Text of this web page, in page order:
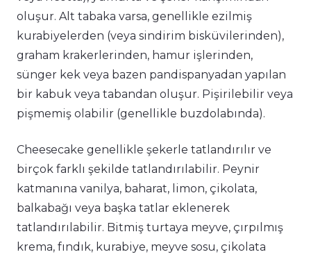
oluşur. Alt tabaka varsa, genellikle ezilmiş
kurabiyelerden (veya sindirim bisküvilerinden),
graham krakerlerinden, hamur işlerinden,
sünger kek veya bazen pandispanyadan yapılan
bir kabuk veya tabandan oluşur. Pişirilebilir veya
pişmemiş olabilir (genellikle buzdolabında).
Cheesecake genellikle şekerle tatlandırılır ve
birçok farklı şekilde tatlandırılabilir. Peynir
katmanına vanilya, baharat, limon, çikolata,
balkabağı veya başka tatlar eklenerek
tatlandırılabilir. Bitmiş turtaya meyve, çırpılmış
krema, fındık, kurabiye, meyve sosu, çikolata